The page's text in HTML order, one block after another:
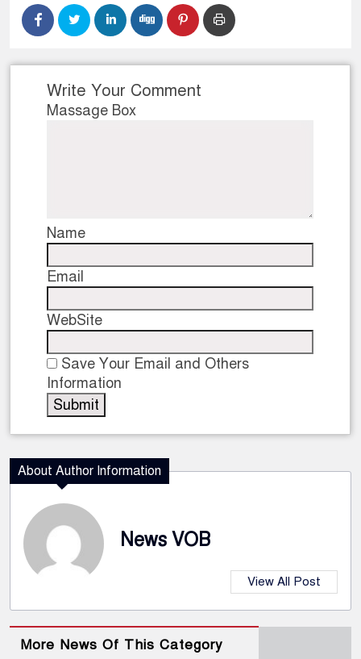
Write Your Comment
Massage Box
Name
Email
WebSite
Save Your Email and Others
Information
About Author Information
News VOB
View All Post
More News Of This Category